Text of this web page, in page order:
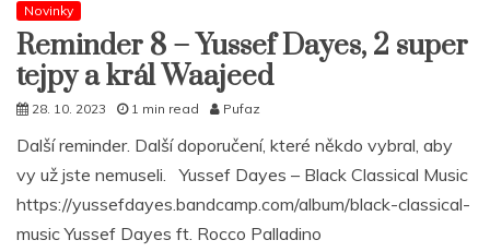
Novinky
Reminder 8 – Yussef Dayes, 2 super
tejpy a král Waajeed
28. 10. 2023 1 min read Pufaz
Další reminder. Další doporučení, které někdo vybral, aby
vy už jste nemuseli. Yussef Dayes – Black Classical Music
https://yussefdayes.bandcamp.com/album/black-classical-
music Yussef Dayes ft. Rocco Palladino